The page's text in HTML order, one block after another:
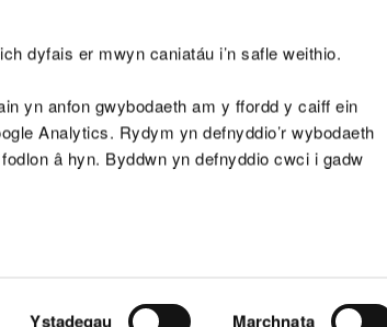
dyfais er mwyn caniatáu i’n safle weithio.
yn anfon gwybodaeth am y ffordd y caiff ein
Analytics. Rydym yn defnyddio’r wybodaeth
â hyn. Byddwn yn defnyddio cwci i gadw
Ystadegau Marchnata